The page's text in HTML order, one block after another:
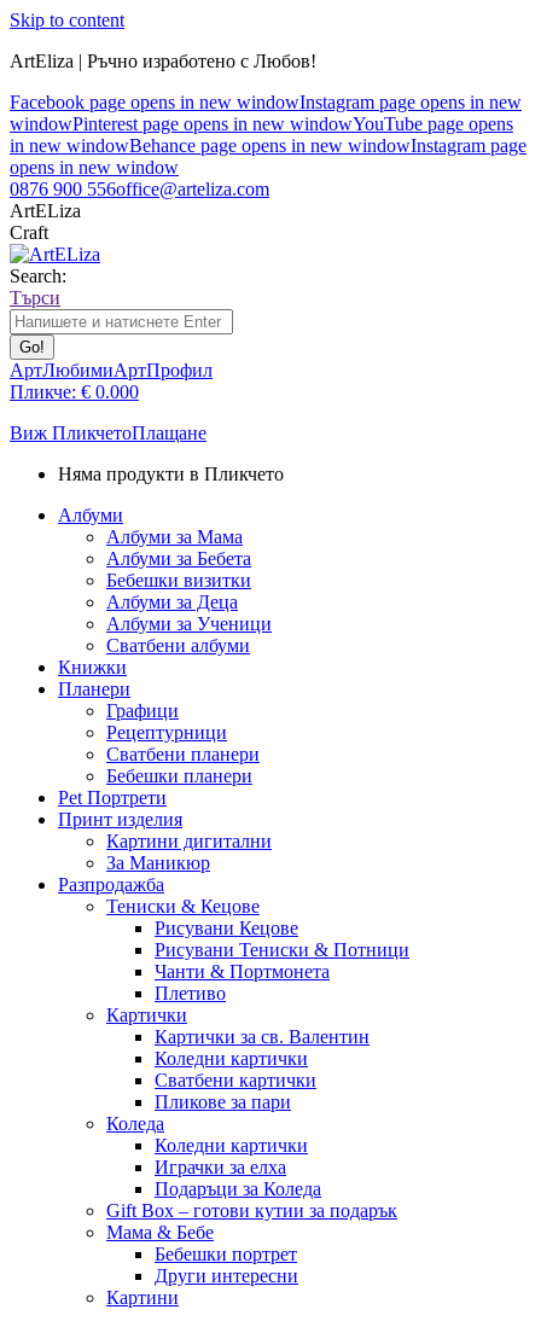
Skip to content
ArtEliza | Ръчно изработено с Любов!
Facebook page opens in new windowInstagram page opens in new
windowPinterest page opens in new windowYouTube page opens
in new windowBehance page opens in new windowInstagram page
opens in new window
0876 900 556office@arteliza.com
ArtELiza
Craft
Search:
Търси
АртЛюбимиАртПрофил
Пликче: € 0.000
Виж ПликчетоПлащане
Няма продукти в Пликчето
Албуми
Албуми за Мама
Албуми за Бебета
Бебешки визитки
Албуми за Деца
Албуми за Ученици
Сватбени албуми
Книжки
Планери
Графици
Рецептурници
Сватбени планери
Бебешки планери
Pet Портрети
Принт изделия
Картини дигитални
За Маникюр
Разпродажба
Тениски & Кецове
Рисувани Кецове
Рисувани Тениски & Потници
Чанти & Портмонета
Плетиво
Картички
Картички за св. Валентин
Коледни картички
Сватбени картички
Пликове за пари
Коледа
Коледни картички
Играчки за елха
Подаръци за Коледа
Gift Box – готови кутии за подарък
Мама & Бебе
Бебешки портрет
Други интересни
Картини